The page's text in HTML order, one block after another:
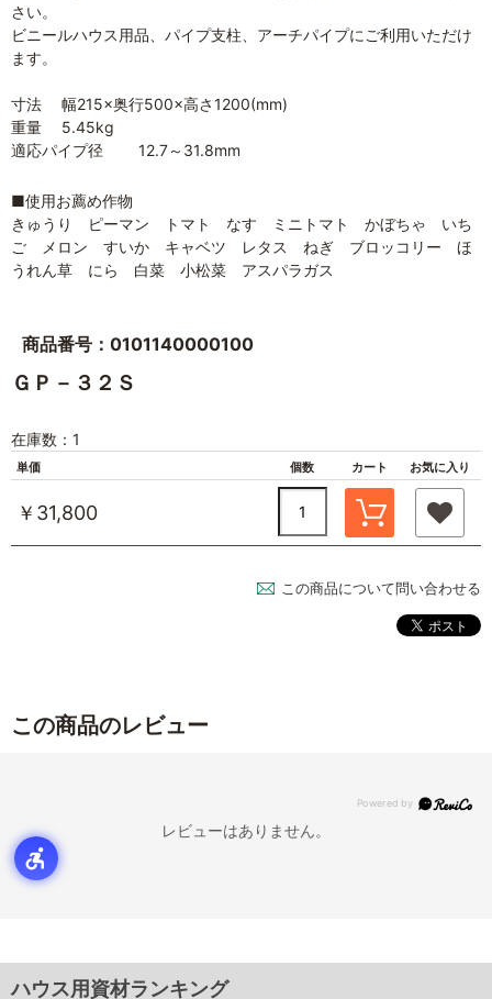
さい。
ビニールハウス用品、パイプ支柱、アーチパイプにご利用いただけ
ます。
寸法 幅215×奥行500×高さ1200(mm)
重量 5.45kg
適応パイプ径 12.7～31.8mm
■使用お薦め作物
きゅうり ピーマン トマト なす ミニトマト かぼちゃ いち
ご メロン すいか キャベツ レタス ねぎ ブロッコリー ほ
うれん草 にら 白菜 小松菜 アスパラガス
商品番号：0101140000100
ＧＰ－３２Ｓ
在庫数：1
単価 個数 カート お気に入り
￥31,800
この商品について問い合わせる
この商品のレビュー
レビューはありません。
ハウス用資材ランキング